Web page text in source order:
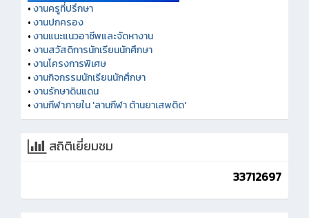
•งานครูที่ปรึกษา
•งานปกครอง
•งานแนะแนวอาชีพและจัดหางาน
•งานสวัสดิการนักเรียนนักศึกษา
•งานโครงการพิเศษ
•งานกิจกรรมนักเรียนนักศึกษา
•งานรักษาดินแดน
•งานกีฬาภายใน 'ลานกีฬา ต้านยาเสพติด'
สถิติเยี่ยมชม
33712697